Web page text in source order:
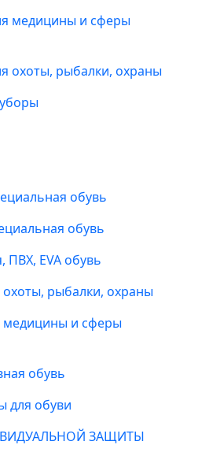
медицины и сферы
охоты, рыбалки, охраны
обувь
обувь
ПВХ, EVA обувь
рыбалки, охраны
медицины и сферы
обувь
для обуви
ЗАЩИТЫ